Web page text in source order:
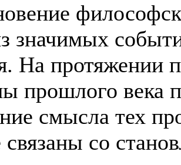
значимых
На протяжении
прошлого века
смысла тех
связаны со